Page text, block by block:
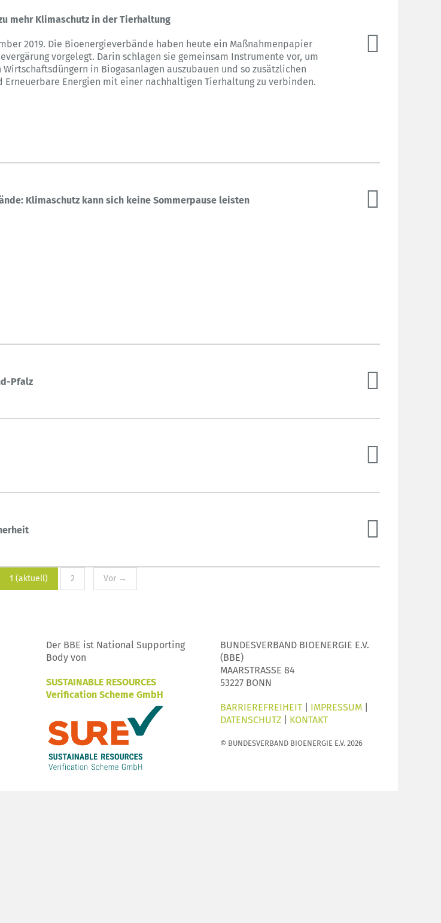
mehr Klimaschutz in der Tierhaltung
2019. Die Bioenergieverbände haben heute ein Maßnahmenpapier
vorgelegt. Darin schlagen sie gemeinsam Instrumente vor, um
Wirtschaftsdüngern in Biogasanlagen auszubauen und so zusätzlichen
Erneuerbare Energien mit einer nachhaltigen Tierhaltung zu verbinden.
Klimaschutz kann sich keine Sommerpause leisten
Pfalz
1 (aktuell) 2 Vor →
Der BBE ist National Supporting
Body von
SUSTAINABLE RESOURCES
Verification Scheme GmbH
BUNDESVERBAND BIOENERGIE E.V.
(BBE)
MAARSTRASSE 84
53227 BONN
BARRIEREFREIHEIT IMPRESSUM
DATENSCHUTZ
KONTAKT
© BUNDESVERBAND BIOENERGIE E.V. 2026